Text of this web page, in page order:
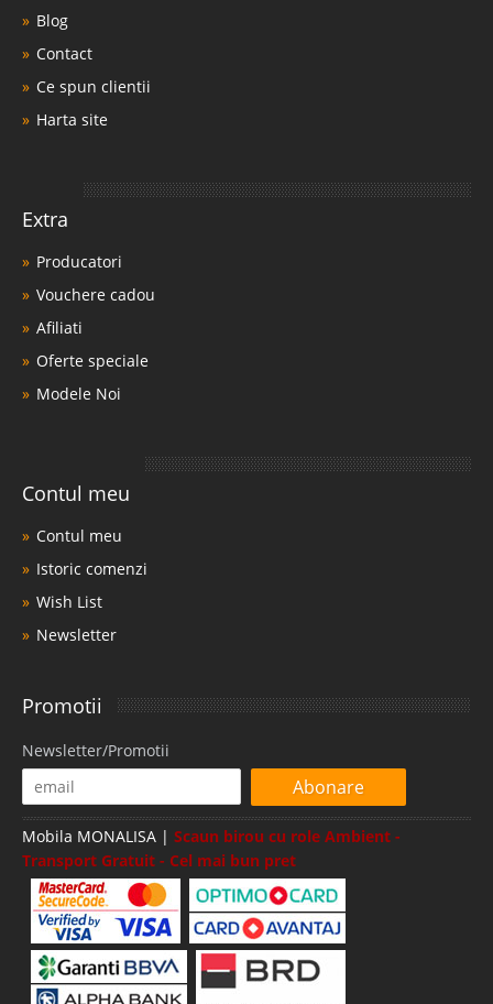
Blog
Contact
Ce spun clientii
Harta site
Extra
Producatori
Vouchere cadou
Afiliati
Oferte speciale
Modele Noi
Contul meu
Contul meu
Istoric comenzi
Wish List
Newsletter
Promotii
Newsletter/Promotii
Abonare
Mobila MONALISA | Scaun birou cu role Ambient -
Transport Gratuit - Cel mai bun pret